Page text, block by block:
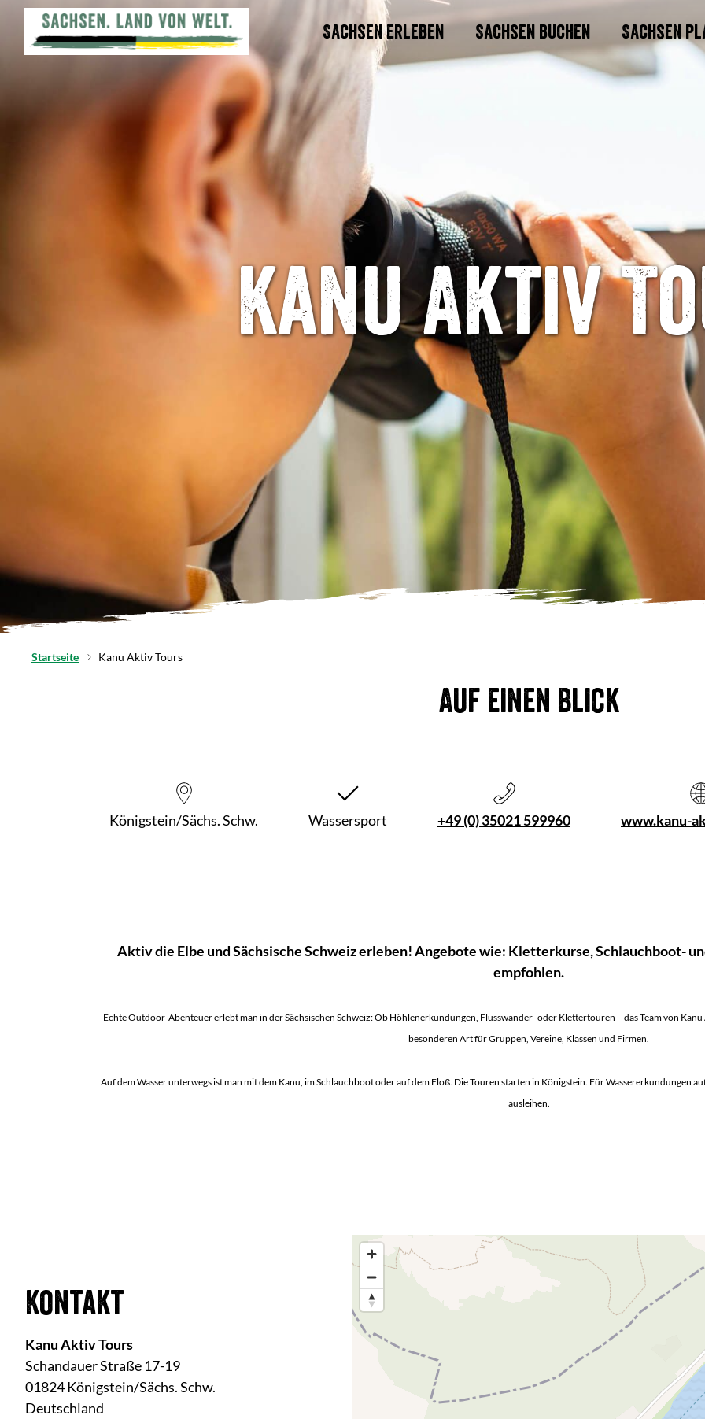
Sachsen erleben Sachsen buchen Sachsen
Kanu Aktiv
Startseite Kanu Aktiv Tours
Auf einen Blick
Königstein/Sächs. Schw. Wassersport +49 (0) 35021 599960 www.kanu-
Aktiv die Elbe und Sächsische Schweiz erleben! Angebote wie: Kletterkurse, Schlauchboot-
empfohlen.
Echte Outdoor-Abenteuer erlebt man in der Sächsischen Schweiz: Ob Höhlenerkundungen, Flusswander- oder Klettertouren – das Team von
besonderen Art für Gruppen, Vereine, Klassen und Firmen.
Auf dem Wasser unterwegs ist man mit dem Kanu, im Schlauchboot oder auf dem Floß. Die Touren starten in Königstein. Für Wassererkundungen
ausleihen.
Kontakt
Kanu Aktiv Tours
Schandauer Straße 17-19
01824 Königstein/Sächs. Schw.
Deutschland